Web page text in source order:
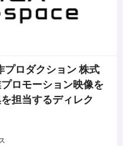
いる方
べる方
プロダクション 株式
ロモーション映像を
担当するディレク